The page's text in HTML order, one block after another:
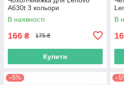
A630t 3 кольори
В наявності
166 ₴ 175 ₴
Купити
В
–5%